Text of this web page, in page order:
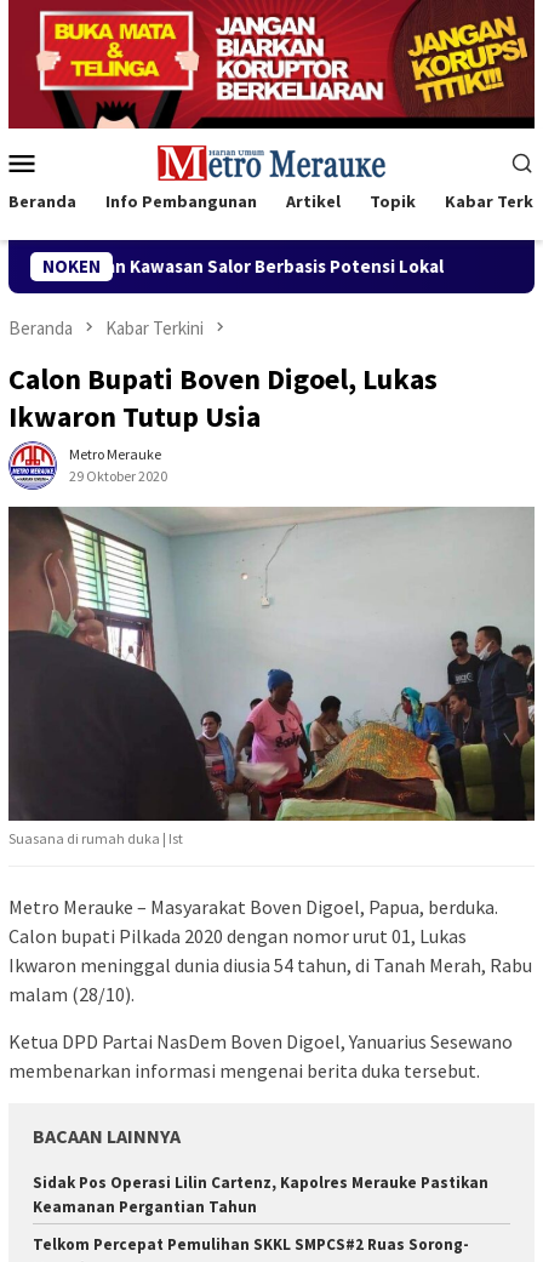
Loncat
konten
Mobile
Beranda Info Pembangunan Artikel Topik Kabar
NOKEN
Salor Berbasis Potensi Lokal Bank Mandiri Region XII
Beranda Kabar Terkini
Calon Bupati Boven Digoel, Lukas
Ikwaron Tutup Usia
Metro Merauke
29 Oktober 2020
Suasana di rumah duka | Ist
Metro Merauke – Masyarakat Boven Digoel, Papua, berduka.
Calon bupati Pilkada 2020 dengan nomor urut 01, Lukas
Ikwaron meninggal dunia diusia 54 tahun, di Tanah Merah, Rabu
malam (28/10).
Ketua DPD Partai NasDem Boven Digoel, Yanuarius Sesewano
membenarkan informasi mengenai berita duka tersebut.
BACAAN LAINNYA
Sidak Pos Operasi Lilin Cartenz, Kapolres Merauke Pastikan
Keamanan Pergantian Tahun
Telkom Percepat Pemulihan SKKL SMPCS#2 Ruas Sorong-